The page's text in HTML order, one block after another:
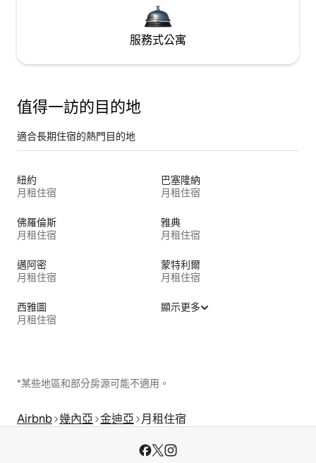
服務式公寓
值得一訪的目的地
適合長期住宿的熱門目的地
紐約
月租住宿
巴塞隆納
月租住宿
佛羅倫斯
月租住宿
雅典
月租住宿
邁阿密
月租住宿
蒙特利爾
月租住宿
西雅圖
月租住宿
顯示更多
*某些地區和部分房源可能不適用。
Airbnb 幾內亞 金迪亞 月租住宿